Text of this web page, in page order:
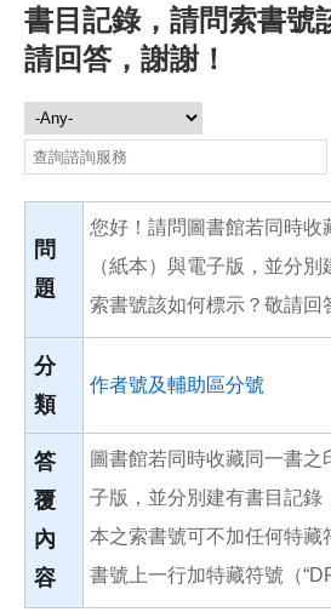
書目記錄，請問索書號
請回答，謝謝！
諮詢服務
Search this site
問
題
您好！請問圖書館若同時收
（紙本）與電子版，並分
索書號該如何標示？敬請回
分
類
作者號及輔助區分號
答
覆
內
容
圖書館若同時收藏同一書之
子版，並分別建有書目記錄
本之索書號可不加任何特藏
書號上一行加特藏符號（